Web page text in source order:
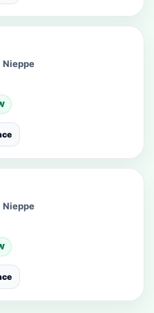
Nieppe
Nieppe